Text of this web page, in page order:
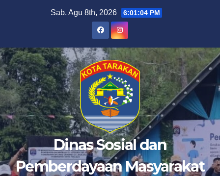
Sab. Agu 8th, 2026 6:01:06 PM
Dinas Sosial dan
Pemberdayaan Masyarakat